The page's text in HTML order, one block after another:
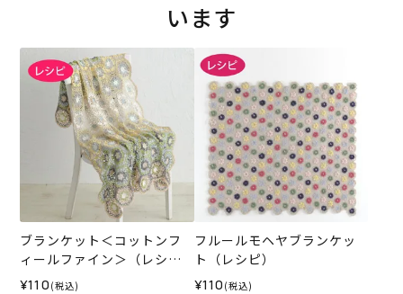
います
ブランケット＜コットンフ
ィールファイン＞（レシ
ピ）
¥110 (税込)
フルールモヘヤブランケッ
ト（レシピ）
¥110 (税込)